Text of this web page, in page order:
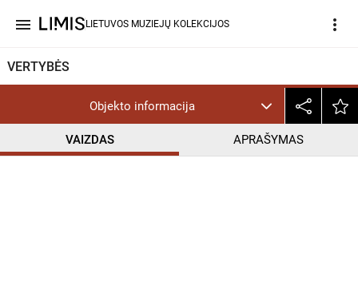
menu LIETUVOS MUZIEJŲ KOLEKCIJOS more_vert
VERTYBĖS
Objekto informacija
VAIZDAS APRAŠYMAS